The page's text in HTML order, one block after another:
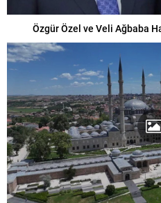
Özgür Özel ve Veli Ağbaba